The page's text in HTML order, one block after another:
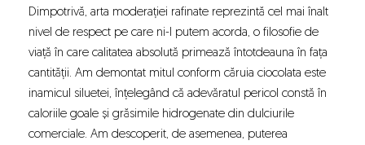
Dimpotrivă, arta moderației rafinate reprezintă cel mai înalt
nivel de respect pe care ni-l putem acorda, o filosofie de
viață în care calitatea absolută primează întotdeauna în fața
cantității. Am demontat mitul conform căruia ciocolata este
inamicul siluetei, înțelegând că adevăratul pericol constă în
caloriile goale și grăsimile hidrogenate din dulciurile
comerciale. Am descoperit, de asemenea, puterea